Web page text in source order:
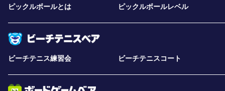
ピックルボールとは ピックルボールレベル
ビーチテニス練習会 ビーチテニスコート